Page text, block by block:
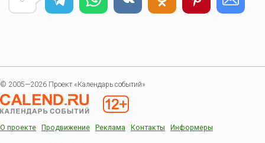
© 2005—2026 Проект «Календарь событий»
О проекте Продвижение Реклама Контакты Информеры